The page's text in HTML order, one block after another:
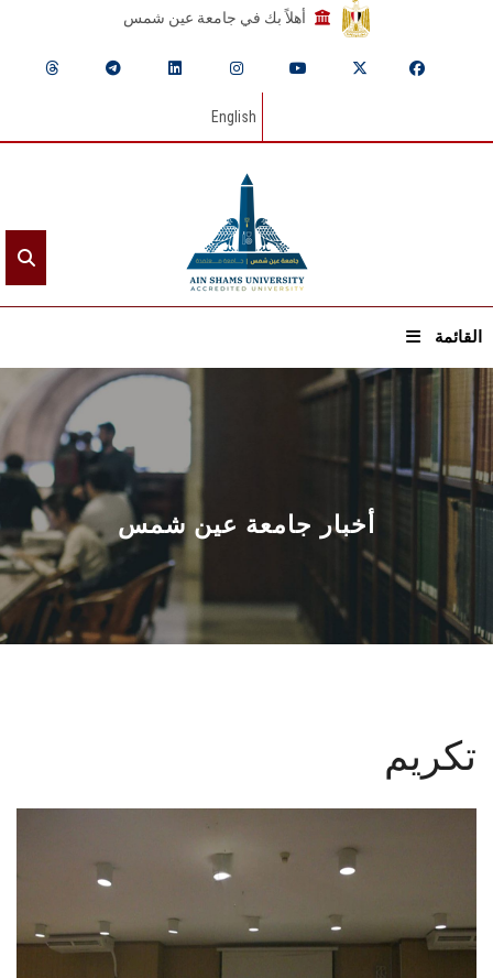
أهلاً بك في جامعة عين شمس
English
القائمة
الرئيسيـة
عن الجامعة
القطاعـات
الشئون الأكاديمية
البحث العلمي
الإعلام
تواصل معنا
أخبار جامعة عين شمس
تكريم